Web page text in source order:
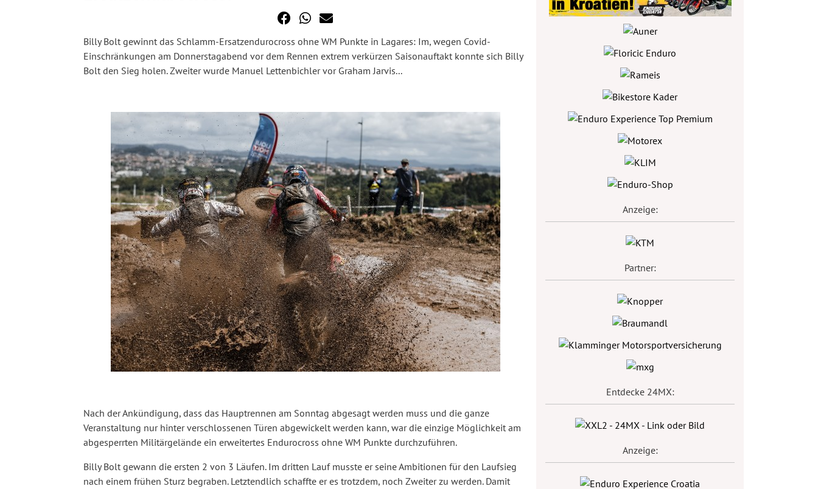
Billy Bolt gewinnt das Schlamm-Ersatzendurocross ohne WM Punkte in Lagares: Im, wegen Covid-
Einschränkungen am Donnerstagabend vor dem Rennen extrem verkürzen Saisonauftakt konnte sich Billy
Bolt den Sieg holen. Zweiter wurde Manuel Lettenbichler vor Graham Jarvis...
Nach der Ankündigung, dass das Hauptrennen am Sonntag abgesagt werden muss und die ganze
Veranstaltung nur hinter verschlossenen Türen abgewickelt werden kann, war die einzige Möglichkeit am
abgesperrten Militärgelände ein erweitertes Endurocross ohne WM Punkte durchzuführen.
Billy Bolt gewann die ersten 2 von 3 Läufen. Im dritten Lauf musste er seine Ambitionen für den Laufsieg
nach einem frühen Sturz begraben. Letztendlich schaffte er es trotzdem, noch Zweiter zu werden. Damit
Anzeige:
Partner:
Entdecke 24MX:
Anzeige: